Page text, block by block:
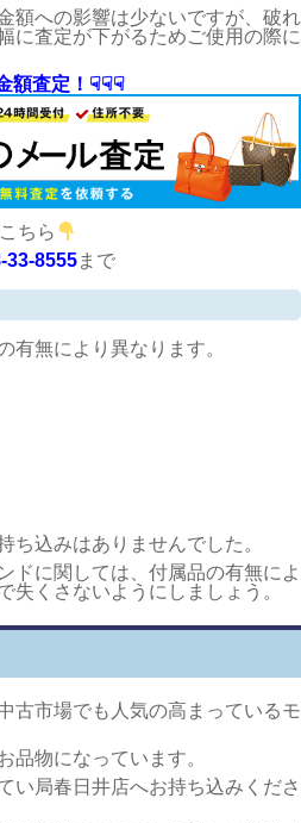
額への影響は少ないですが、破れ
に査定が下がるためご使用の際に
額査定！☟☟☟
ちら
33-8555まで
有無により異なります。
ち込みはありませんでした。
ドに関しては、付属品の有無によ
失くさないようにしましょう。
古市場でも人気の高まっているモ
品物になっています。
い局春日井店へお持ち込みくださ